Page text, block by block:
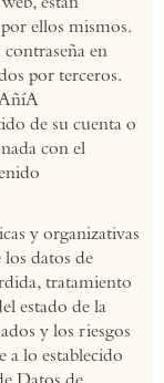
ellos mismos.
en
por terceros.
de su cuenta o
con el
y organizativas
los datos de
tratamiento
estado de la
y los riesgos
a lo establecido